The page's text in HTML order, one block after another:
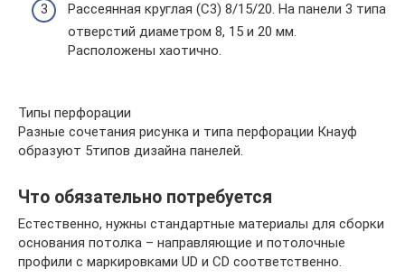
Рассеянная круглая (С3) 8/15/20. На панели 3 типа
отверстий диаметром 8, 15 и 20 мм.
Расположены хаотично.
Типы перфорации
Разные сочетания рисунка и типа перфорации Кнауф
образуют 5типов дизайна панелей.
Что обязательно потребуется
Естественно, нужны стандартные материалы для сборки
основания потолка – направляющие и потолочные
профили с маркировками UD и CD соответственно.